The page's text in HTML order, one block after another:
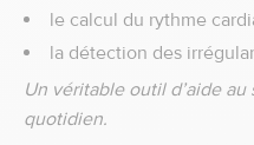
le calcul du rythme
la détection des
Un véritable outil d’aide
quotidien.